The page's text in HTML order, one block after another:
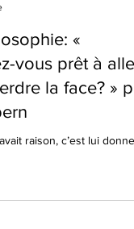
«
vous prêt à aller
la face? »
raison, c’est lui donner